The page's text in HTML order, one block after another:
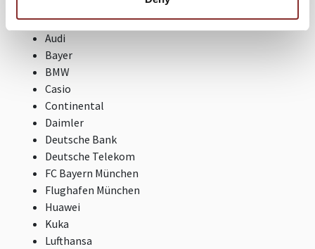
AOK
Audi
Bayer
BMW
Casio
Continental
Daimler
Deutsche Bank
Deutsche Telekom
FC Bayern München
Flughafen München
Huawei
Kuka
Lufthansa